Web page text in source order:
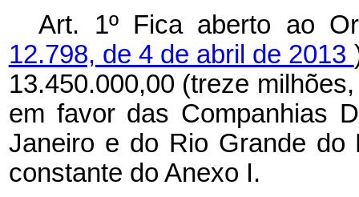
Art. 1º Fica aberto ao
12.798, de 4 de abril de 2013
13.450.000,00 (treze
em favor das Companhias
Janeiro e do Rio Grande do
constante do Anexo I.